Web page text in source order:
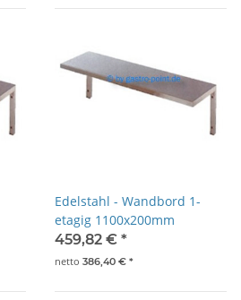
Edelstahl - Wandbord 1-
etagig 1100x200mm
459,82 € *
netto 386,40 € *